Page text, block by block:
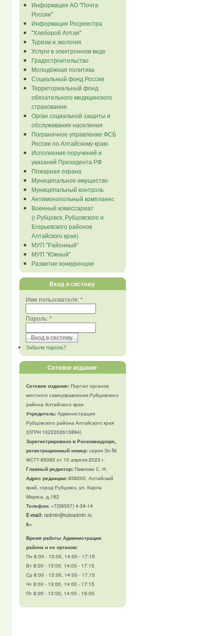
Информация АО "Почта
России"
Информация Росреестра
"Хлебороб Алтая"
Туризм и экология
Услуги в электронном виде
Градостроительство
Молодёжная политика
Социальный фонд России
Территориальный фонд
обязательного медицинского
страхования
Орган социальной защиты и
обслуживания населения
Пограничное управление ФСБ
России по Алтайскому краю
Исполнение поручений и
указаний Президента РФ
Пожарная охрана
Муниципальное имущество
Муниципальный контроль
Антимонопольный комплаенс
Военный комиссариат
(г.Рубцовск, Рубцовского и
Егорьевского районов
Алтайского края)
МУП "Районный"
МУП "Южный"
Развитие конкуренции
Вход в систему
Имя пользователя:*
Пароль:*
Забыли пароль?
Сетевое издание
Сетевое издание:Портал органов
местного самоуправления Рубцовского
района Алтайского края
Учредитель:Администрация
Рубцовского района Алтайского края
(ОГРН 1022202613894)
Зарегистрировано в Роскомнадзоре,
регистрационный номер:серия Эл №
ФС77-85092 от 10 апреля 2023 г.
Главный редактор:Павлова С. Н.
Адрес редакции:658200, Алтайский
край, город Рубцовск, ул. Карла
Маркса, д.182
Телефон:+7(38557) 4-34-14
E-mail:radmin@rubradmin.ru
6+
Время работы Администрации
района и ее органов:
Пн 8:00 - 13:00, 14:00 - 17:15
Вт 8:00 - 13:00, 14:00 - 17:15
Ср 8:00 - 13:00, 14:00 - 17:15
Чт 8:00 - 13:00, 14:00 - 17:15
Пт 8:00 - 13:00, 14:00 - 16:00